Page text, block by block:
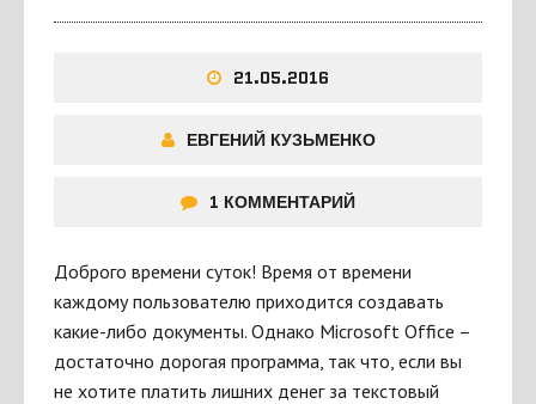
21.05.2016
ЕВГЕНИЙ КУЗЬМЕНКО
1 КОММЕНТАРИЙ
Доброго времени суток! Время от времени
каждому пользователю приходится создавать
какие-либо документы. Однако Microsoft Office –
достаточно дорогая программа, так что, если вы
не хотите платить лишних денег за текстовый